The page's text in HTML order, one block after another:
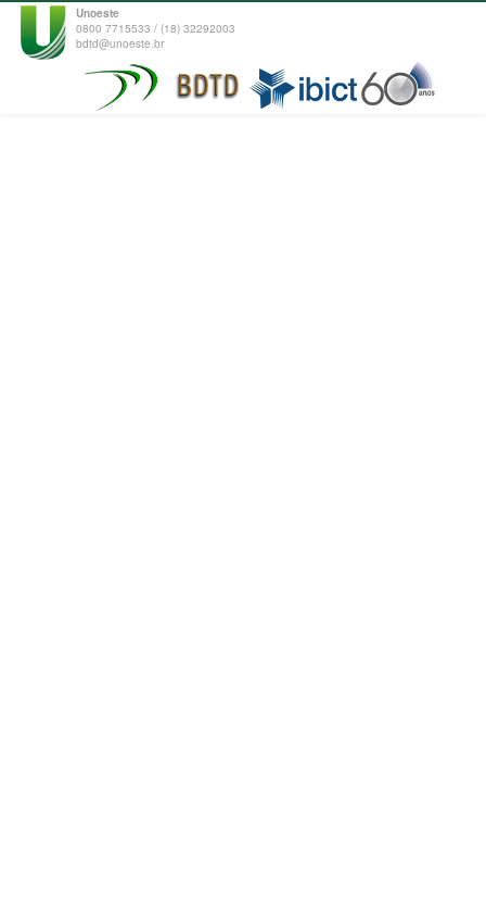
Unoeste
0800 7715533 / (18) 32292003
bdtd@unoeste.br